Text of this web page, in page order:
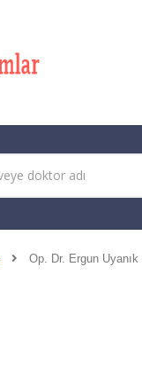
Op. Dr. Ergun Uyanık